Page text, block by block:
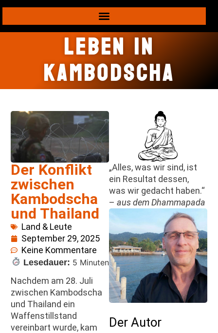
Leben in
Kambodscha
Der Konflikt
zwischen
Kambodscha
und Thailand
Land & Leute
September 29, 2025
Keine Kommentare
Lesedauer: 5 Minuten
Nachdem am 28. Juli
zwischen Kambodscha
und Thailand ein
Waffenstillstand
vereinbart wurde, kam
„Alles, was wir sind, ist
ein Resultat dessen,
was wir gedacht haben.“
– aus dem Dhammapada
Der Autor